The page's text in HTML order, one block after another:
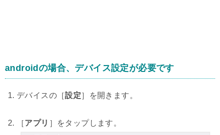
androidの場合、デバイス設定が必要です
デバイスの［設定］を開きます。
［アプリ ］をタップします。